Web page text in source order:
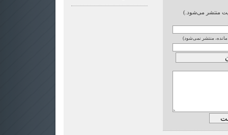
منتشر می‌شود.)
مانده، منتشر نمی‌شود)